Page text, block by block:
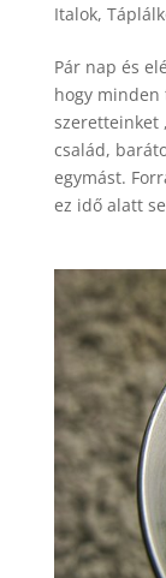
Italok,
Pár nap és
hogy minden
szeretteinket
család,
egymást.
ez idő alatt